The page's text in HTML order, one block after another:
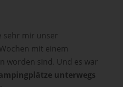
sehr mir unser
mit einem
worden sind. Und es war
unterwegs